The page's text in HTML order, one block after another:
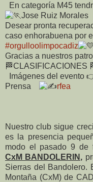
En categoría M45
Jose Ruiz Morales
Desear pronta
caso enhorabuena por
#orgulloolimpocadiz
Gracias a nuestros
🏁CLASIFICACIONES
Imágenes del evento
Prensa
rfea
Nuestro club sigue
es la presencia
modo el pasado 9 de
CxM BANDOLERIN,
Sierras del Bandolero.
Montaña (CxM) de